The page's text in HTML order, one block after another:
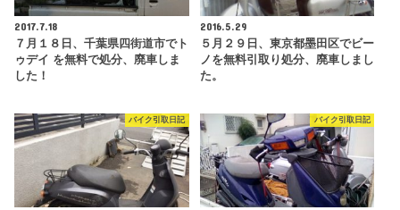
2017.7.18
７月１８日、千葉県四街道市でト
ゥデイ を無料で処分、廃車しま
した！
2016.5.29
５月２９日、東京都墨田区でビー
ノを無料引取り処分、廃車しまし
た。
バイク引取日記 バイク引取日記